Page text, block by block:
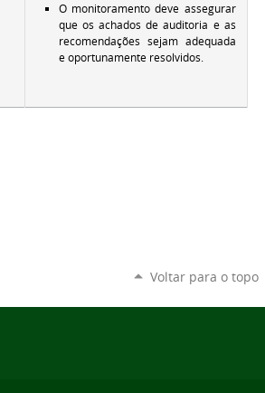
O monitoramento deve assegurar
que os achados de auditoria e as
recomendações sejam adequada
e oportunamente resolvidos.
Voltar para o topo